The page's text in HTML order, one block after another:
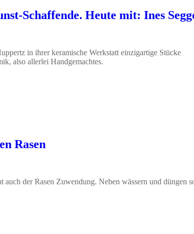
Schaffende. Heute mit: Ines
in ihrer keramische Werkstatt einzigartige Stücke
also allerlei Handgemachtes.
Rasen
auch der Rasen Zuwendung. Neben wässern und düngen